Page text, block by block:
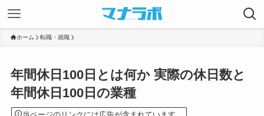
ホーム 転職・就職
年間休日100日とは何か 実際の休日数と
年間休日100日の業種